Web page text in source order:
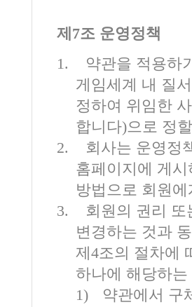
제 7조 운영정책
1.
약관을 적용하
게임세계 내 질
정하여 위임한
합니다)으로 정
2.
회사는 운영정
홈페이지에 게
방법으로 회원
3.
회원의 권리
변경하는 것과
제 4조의 절차에
하나에 해당하
1)
약관에서 구